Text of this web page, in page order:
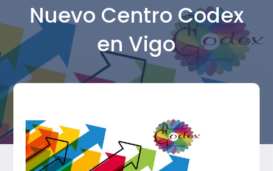
Nuevo Centro Codex
en Vigo